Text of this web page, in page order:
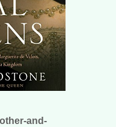
and-